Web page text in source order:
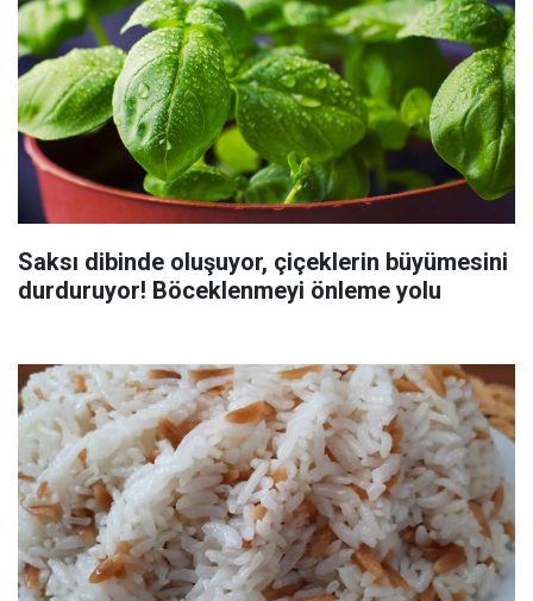
Saksı dibinde oluşuyor, çiçeklerin büyümesini
durduruyor! Böceklenmeyi önleme yolu